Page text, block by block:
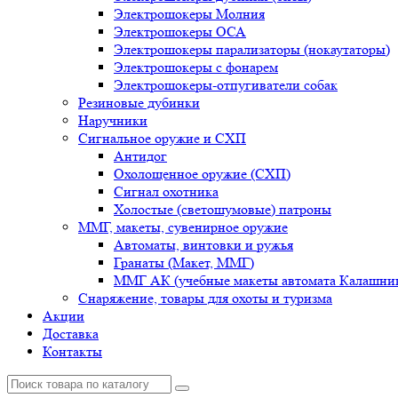
Электрошокеры Молния
Электрошокеры ОСА
Электрошокеры парализаторы (нокаутаторы)
Электрошокеры с фонарем
Электрошокеры-отпугиватели собак
Резиновые дубинки
Наручники
Сигнальное оружие и СХП
Антидог
Охолощенное оружие (СХП)
Сигнал охотника
Холостые (светошумовые) патроны
ММГ, макеты, сувенирное оружие
Автоматы, винтовки и ружья
Гранаты (Макет, ММГ)
ММГ АК (учебные макеты автомата
Снаряжение, товары для охоты и туризма
Акции
Доставка
Контакты